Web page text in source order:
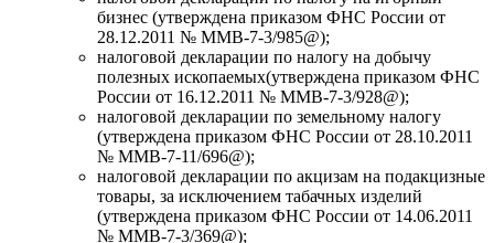
бизнес (утверждена приказом ФНС России от
28.12.2011 № ММВ-7-3/985@);
налоговой декларации по налогу на добычу
полезных ископаемых(утверждена приказом ФНС
России от 16.12.2011 № ММВ-7-3/928@);
налоговой декларации по земельному налогу
(утверждена приказом ФНС России от 28.10.2011
№ ММВ-7-11/696@);
налоговой декларации по акцизам на подакцизные
товары, за исключением табачных изделий
(утверждена приказом ФНС России от 14.06.2011
№ ММВ-7-3/369@);